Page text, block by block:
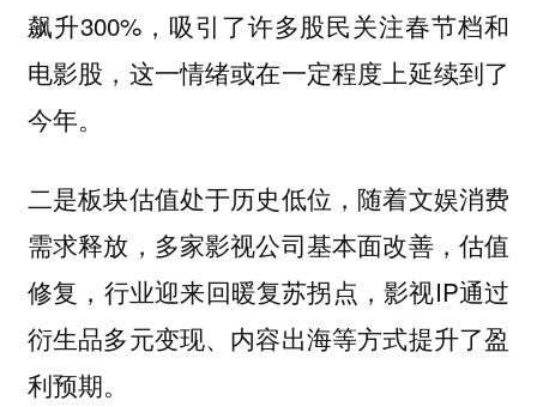
飙升300%，吸引了许多股民关注春节档和
电影股，这一情绪或在一定程度上延续到了
今年。
二是板块估值处于历史低位，随着文娱消费
需求释放，多家影视公司基本面改善，估值
修复，行业迎来回暖复苏拐点 ，影视IP通过
衍生品多元变现、内容出海等方式提升了盈
利预期。